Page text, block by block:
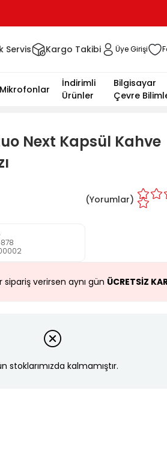
Servis Kargo Takibi Üye Girişi
Mikrofonlar
İndirimli
Ürünler
Bilgisayar
Çevre
Next Kapsül Kahve
(Yorumlar)
sipariş verirsen aynı gün ÜCRETSİZ
stoklarımızda kalmamıştır.